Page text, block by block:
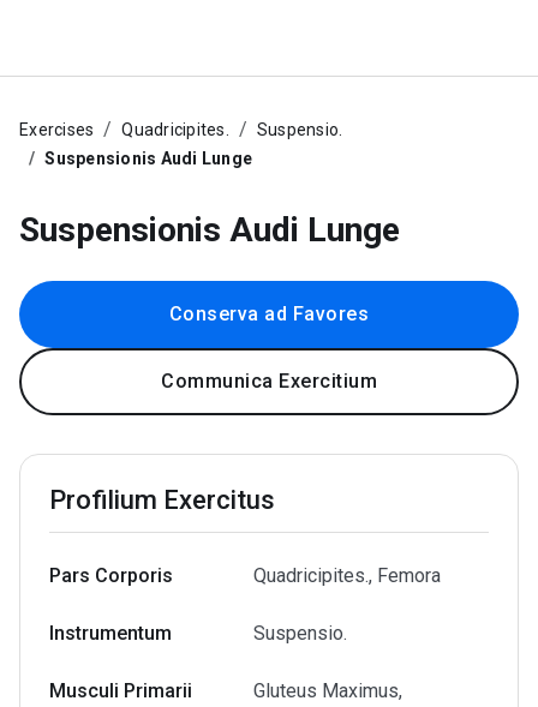
Exercises Quadricipites.
Suspensio.
Suspensionis Audi Lunge
Suspensionis Audi Lunge
Conserva ad Favores
Communica Exercitium
Profilium Exercitus
Pars Corporis Quadricipites., Femora
Instrumentum Suspensio.
Musculi Primarii
Gluteus Maximus,